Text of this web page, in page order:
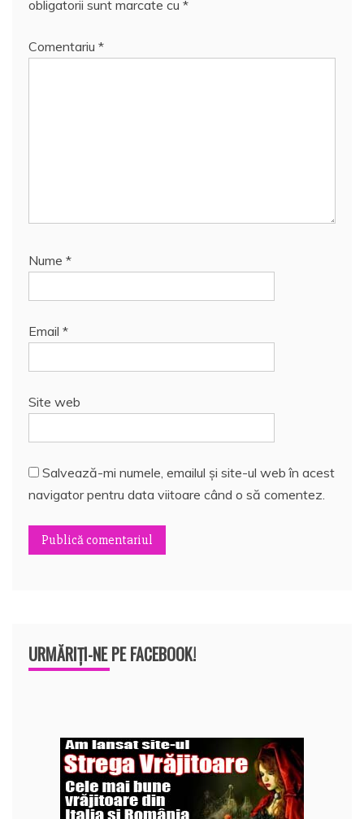
obligatorii sunt marcate cu *
Comentariu *
Nume *
Email *
Site web
Salvează-mi numele, emailul și site-ul web în acest
navigator pentru data viitoare când o să comentez.
URMĂRIȚI-NE PE FACEBOOK!